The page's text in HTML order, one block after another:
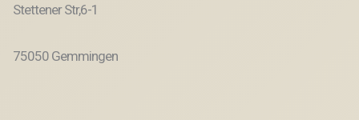
Stettener Str,6-1
75050 Gemmingen